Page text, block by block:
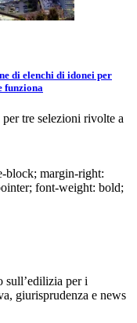
di elenchi di idonei per
funziona
tre selezioni rivolte a
block; margin-right:
font-weight: bold;
sull’edilizia per i
giurisprudenza e news